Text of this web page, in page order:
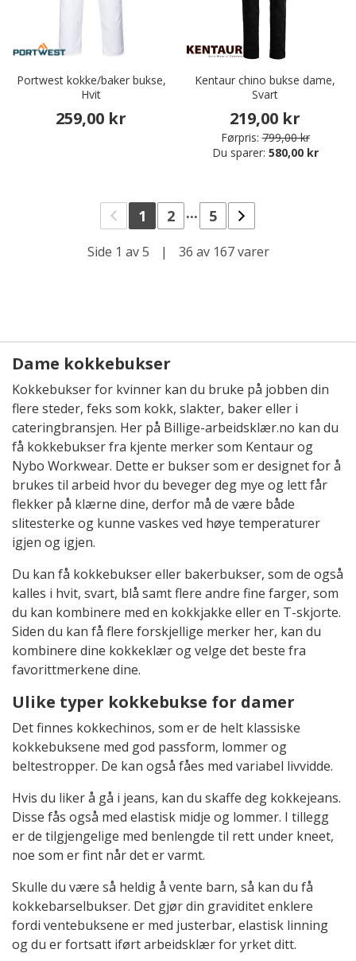
Portwest kokke/baker bukse,
Hvit
259,00 kr
Kentaur chino bukse dame,
Svart
219,00 kr
Førpris: 799,00 kr
Du sparer: 580,00 kr
1 2 ... 5
Side 1 av 5 | 36 av 167 varer
Dame kokkebukser
Kokkebukser for kvinner kan du bruke på jobben din
flere steder, feks som kokk, slakter, baker eller i
cateringbransjen. Her på Billige-arbeidsklær.no kan du
få kokkebukser fra kjente merker som Kentaur og
Nybo Workwear. Dette er bukser som er designet for å
brukes til arbeid hvor du beveger deg mye og lett får
flekker på klærne dine, derfor må de være både
slitesterke og kunne vaskes ved høye temperaturer
igjen og igjen.
Du kan få kokkebukser eller bakerbukser, som de også
kalles i hvit, svart, blå samt flere andre fine farger, som
du kan kombinere med en kokkjakke eller en T-skjorte.
Siden du kan få flere forskjellige merker her, kan du
kombinere dine kokkeklær og velge det beste fra
favorittmerkene dine.
Ulike typer kokkebukse for damer
Det finnes kokkechinos, som er de helt klassiske
kokkebuksene med god passform, lommer og
beltestropper. De kan også fåes med variabel livvidde.
Hvis du liker å gå i jeans, kan du skaffe deg kokkejeans.
Disse fås også med elastisk midje og lommer. I tillegg
er de tilgjengelige med benlengde til rett under kneet,
noe som er fint når det er varmt.
Skulle du være så heldig å vente barn, så kan du få
kokkebarselbukser. Det gjør din graviditet enklere
fordi ventebuksene er med justerbar, elastisk linning
og du er fortsatt iført arbeidsklær for yrket ditt.